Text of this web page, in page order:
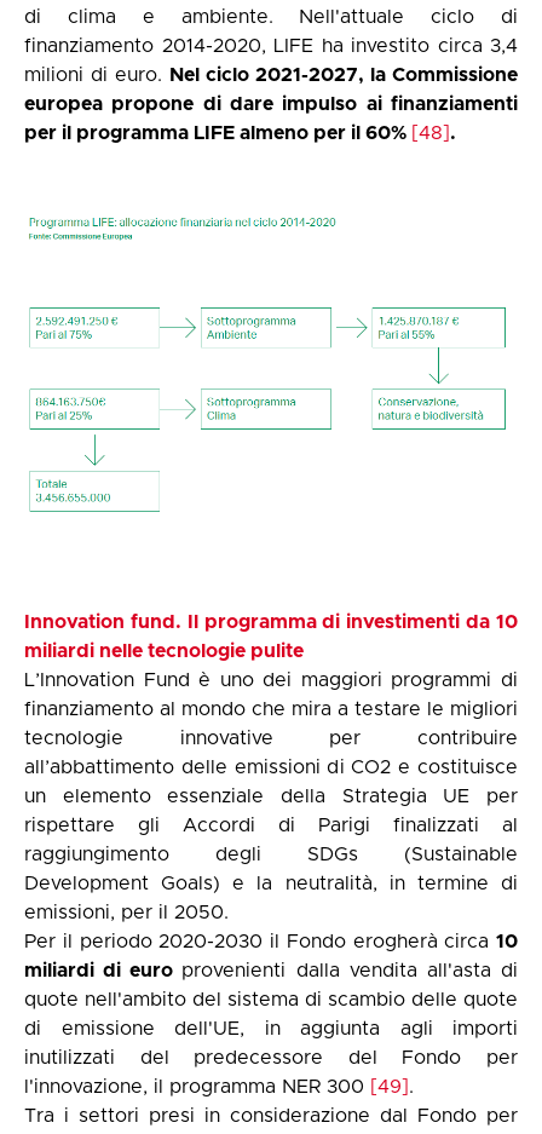
di clima e ambiente. Nell'attuale ciclo di
finanziamento 2014-2020, LIFE ha investito circa 3,4
milioni di euro.
Nel ciclo 2021-2027, la Commissione
europea propone di dare impulso ai finanziamenti
per il programma LIFE almeno per il 60%
[48] .
Innovation fund. Il programma di investimenti da 10
miliardi nelle tecnologie pulite
L’Innovation Fund è uno dei maggiori programmi di
finanziamento al mondo che mira a testare le migliori
tecnologie innovative per contribuire
all’abbattimento delle emissioni di CO2 e costituisce
un elemento essenziale della Strategia UE per
rispettare gli Accordi di Parigi finalizzati al
raggiungimento degli SDGs (Sustainable
Development Goals) e la neutralità, in termine di
emissioni, per il 2050.
Per il periodo 2020-2030 il Fondo erogherà circa 10
miliardi di euro provenienti dalla vendita all'asta di
quote nell'ambito del sistema di scambio delle quote
di emissione dell'UE, in aggiunta agli importi
inutilizzati del predecessore del Fondo per
l'innovazione, il programma NER 300
[49] .
Tra i settori presi in considerazione dal Fondo per